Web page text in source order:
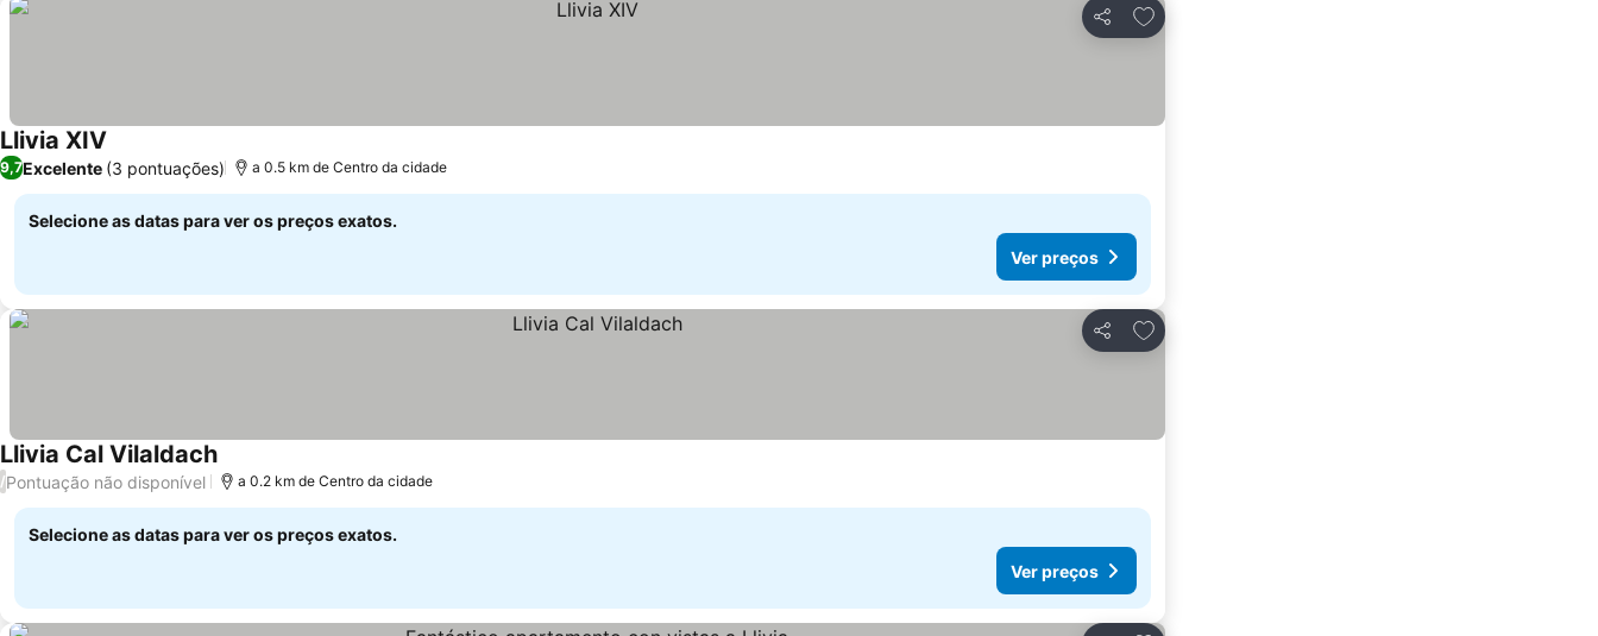
Partilhar
Adicionar aos favoritos
Llivia XIV
9,7Excelente (3 pontuações) a 0.5 km de Centro da cidade
Selecione as datas para ver os preços exatos.
Ver preços
Partilhar
Adicionar aos favoritos
Llivia Cal Vilaldach
/Pontuação não disponível a 0.2 km de Centro da cidade
Selecione as datas para ver os preços exatos.
Ver preços